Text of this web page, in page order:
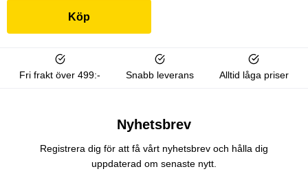
Köp
Fri frakt över 499:- Snabb leverans Alltid låga priser
Nyhetsbrev
Registrera dig för att få vårt nyhetsbrev och hålla dig
uppdaterad om senaste nytt.